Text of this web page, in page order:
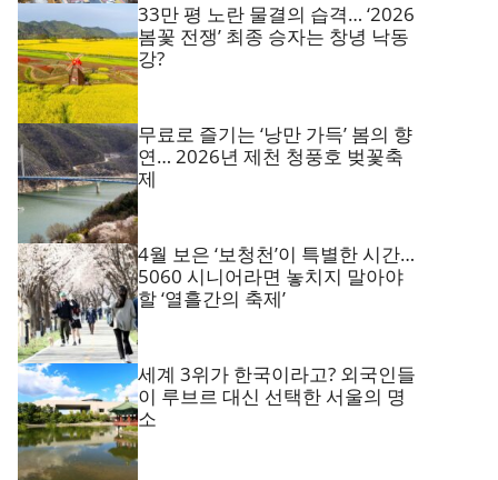
33만 평 노란 물결의 습격… ‘2026
봄꽃 전쟁’ 최종 승자는 창녕 낙동
강?
무료로 즐기는 ‘낭만 가득’ 봄의 향
연… 2026년 제천 청풍호 벚꽃축
제
4월 보은 ‘보청천’이 특별한 시간…
5060 시니어라면 놓치지 말아야
할 ‘열흘간의 축제’
세계 3위가 한국이라고? 외국인들
이 루브르 대신 선택한 서울의 명
소